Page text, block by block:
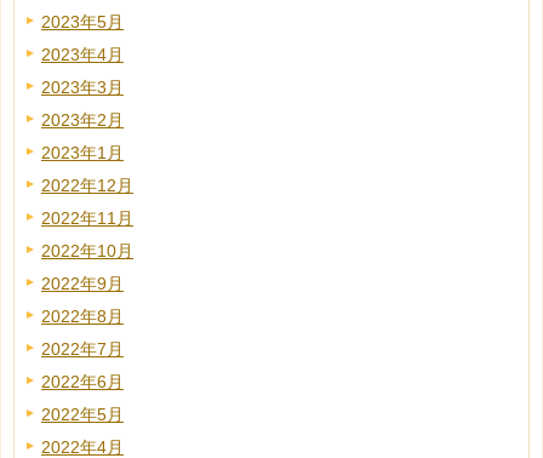
2023年5月
2023年4月
2023年3月
2023年2月
2023年1月
2022年12月
2022年11月
2022年10月
2022年9月
2022年8月
2022年7月
2022年6月
2022年5月
2022年4月